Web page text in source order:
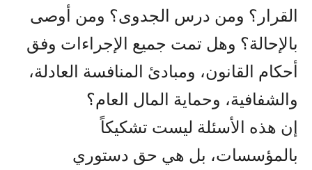
القرار؟ ومن درس الجدوى؟ ومن أوصى
بالإحالة؟ وهل تمت جميع الإجراءات وفق
أحكام القانون، ومبادئ المنافسة العادلة،
والشفافية، وحماية المال العام؟
إن هذه الأسئلة ليست تشكيكاً
بالمؤسسات، بل هي حق دستوري